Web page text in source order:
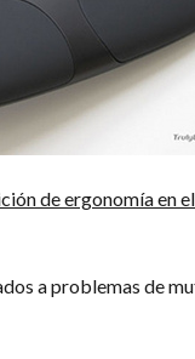
de ergonomía en
a problemas de